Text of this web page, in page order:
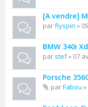
[A vendre]
parflyspin »
BMW 340i
par stef» 07
Porsche
parFabou